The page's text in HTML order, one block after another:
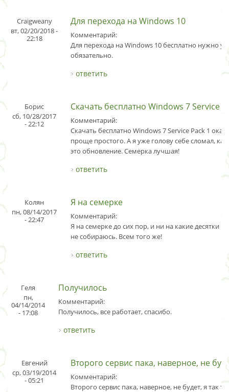
Craigweany
вт, 02/20/2018 -
22:18
Для перехода на Windows 10
Комментарий:
Для перехода на Windows 10 бесплатно нужно
обязательно.
ответить
Борис
сб, 10/28/2017
- 22:12
Скачать бесплатно Windows 7 Service
Комментарий:
Скачать бесплатно Windows 7 Service Pack 1
проще простого. А я уже голову себе сломал,
это обновление. Семерка лучшая!
ответить
Колян
пн, 08/14/2017
- 22:47
Я на семерке
Комментарий:
Я на семерке до сих пор, и ни на какие десятки
не собираюсь. Всем того же!
ответить
Геля
пн,
04/14/2014
- 17:08
Получилось
Комментарий:
Получилось, все работает, спасибо.
ответить
Евгений
ср, 03/19/2014
- 05:21
Второго сервис пака, наверное, не
Комментарий:
Второго сервис пака, наверное, не будет, я так